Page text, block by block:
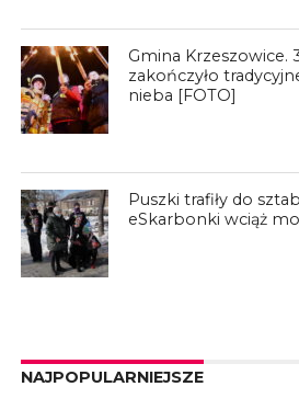
Gmina Krzeszowice.
zakończyło
nieba [FOTO]
Puszki trafiły do
eSkarbonki wciąż
NAJPOPULARNIEJSZE